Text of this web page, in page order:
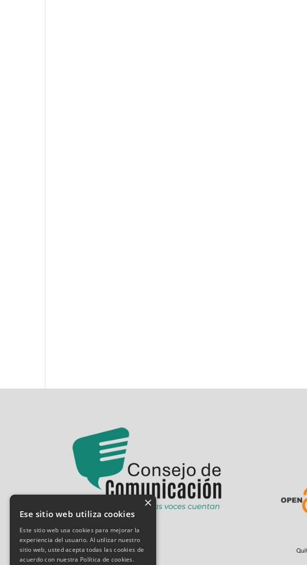
×
Ese sitio web utiliza cookies
Este sitio web usa cookies para mejorar la
experiencia del usuario. Al utilizar nuestro
sitio web, usted acepta todas las cookies de
acuerdo con nuestra Política de cookies.